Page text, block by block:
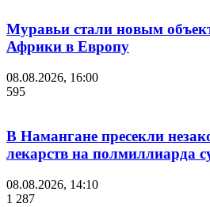
Муравьи стали новым
Африки в Европу
08.08.2026, 16:00
595
В Намангане пресекли
лекарств на полмиллиарда
08.08.2026, 14:10
1 287